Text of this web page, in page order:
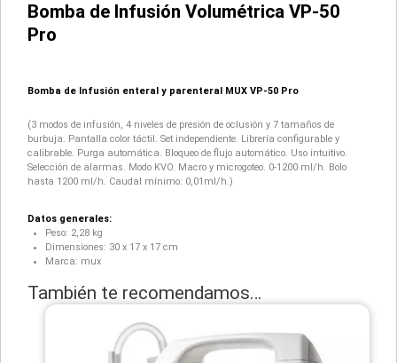
Bomba de Infusión Volumétrica VP-50
Pro
Bomba de Infusión enteral y parenteral MUX VP-50 Pro
(3 modos de infusión, 4 niveles de presión de oclusión y 7 tamaños de
burbuja. Pantalla color táctil. Set independiente. Librería configurable y
calibrable. Purga automática. Bloqueo de flujo automático. Uso intuitivo.
Selección de alarmas. Modo KVO. Macro y microgoteo. 0-1200 ml/h. Bolo
hasta 1200 ml/h. Caudal mínimo: 0,01ml/h.)
Datos generales:
Peso: 2,28 kg
Dimensiones: 30 x 17 x 17 cm
Marca: mux
También te recomendamos…